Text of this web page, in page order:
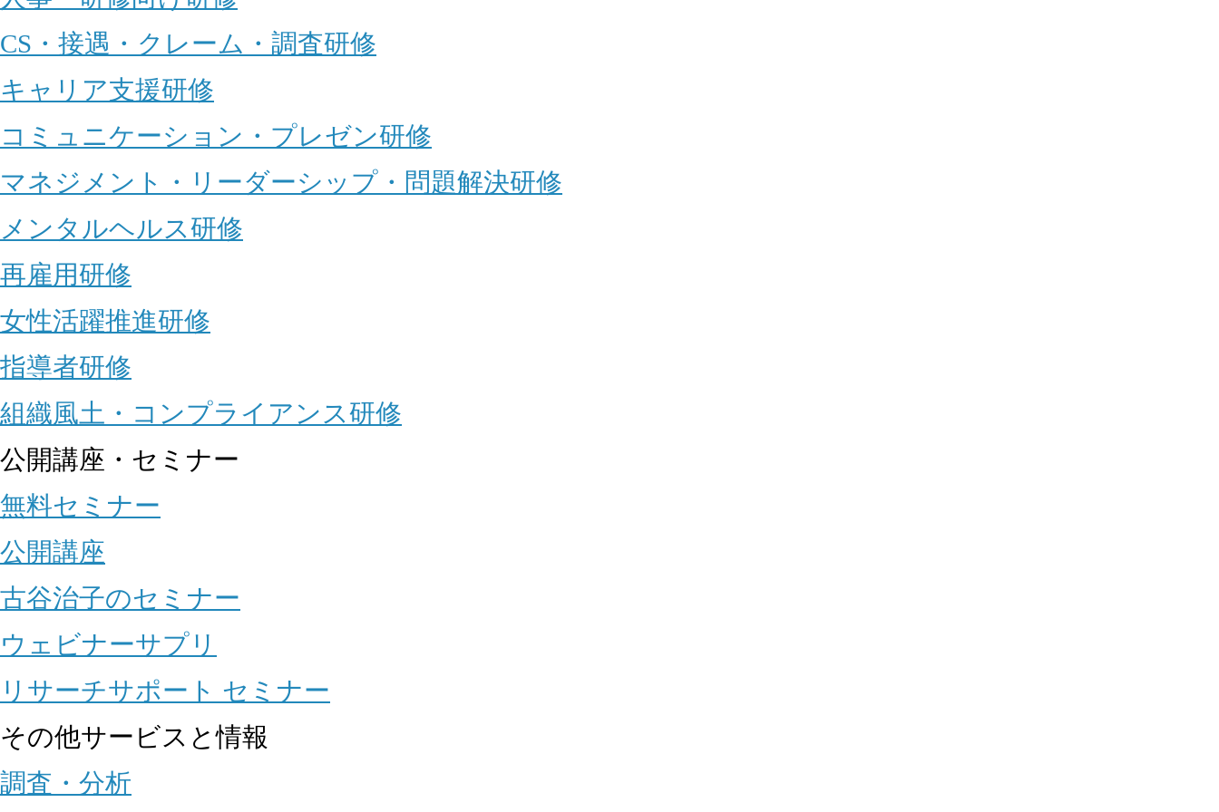
CS・接遇・クレーム・調査研修
キャリア支援研修
コミュニケーション・プレゼン研修
マネジメント・リーダーシップ・問題解決研修
メンタルヘルス研修
再雇用研修
女性活躍推進研修
指導者研修
組織風土・コンプライアンス研修
公開講座・セミナー
無料セミナー
公開講座
古谷治子のセミナー
ウェビナーサプリ
リサーチサポート セミナー
その他サービスと情報
調査・分析